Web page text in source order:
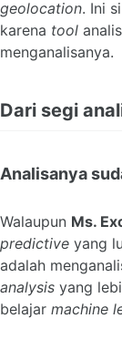
geolocation. Ini
karena tool
menganalisanya.
Dari segi
Analisanya
Walaupun Ms.
predictive yang
adalah
analysis yang
belajar machine